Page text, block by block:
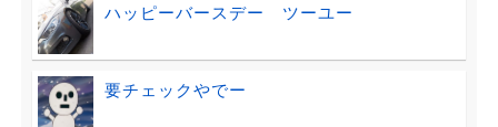
ハッピーバースデー ツーユー
要チェックやでー